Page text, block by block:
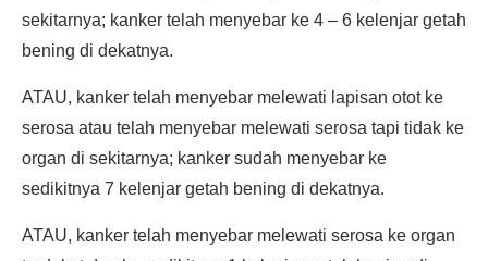
sekitarnya; kanker telah menyebar ke 4 – 6 kelenjar getah
bening di dekatnya.
ATAU, kanker telah menyebar melewati lapisan otot ke
serosa atau telah menyebar melewati serosa tapi tidak ke
organ di sekitarnya; kanker sudah menyebar ke
sedikitnya 7 kelenjar getah bening di dekatnya.
ATAU, kanker telah menyebar melewati serosa ke organ